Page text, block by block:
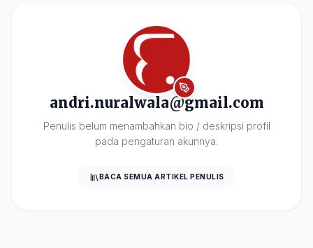
andri.nuralwala@gmail.com
Penulis belum menambahkan bio / deskripsi profil
pada pengaturan akunnya.
BACA SEMUA ARTIKEL PENULIS